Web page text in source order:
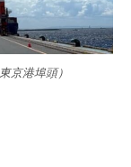
京港埠頭）